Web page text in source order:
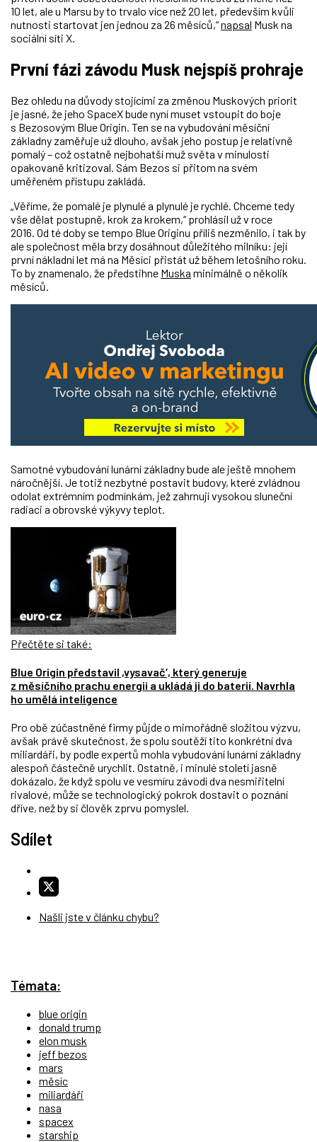
10 let, ale u Marsu by to trvalo více než 20 let, především kvůli
nutnosti startovat jen jednou za 26 měsíců,“napsal Musk na
sociální síti X.
První fázi závodu Musk nejspíš prohraje
Bez ohledu na důvody stojícími za změnou Muskových priorit
je jasné, že jeho SpaceX bude nyní muset vstoupit do boje
s Bezosovým Blue Origin. Ten se na vybudování měsíční
základny zaměřuje už dlouho, avšak jeho postup je relativně
pomalý–což ostatně nejbohatší muž světa v minulosti
opakovaně kritizoval. Sám Bezos si přitom na svém
uměřeném přístupu zakládá.
„Věříme, že pomalé je plynulé a plynulé je rychlé. Chceme tedy
vše dělat postupně, krok za krokem,“ prohlásil už v roce
2016. Od té doby se tempo Blue Originu příliš nezměnilo, i tak by
ale společnost měla brzy dosáhnout důležitého milníku: její
první nákladní let má na Měsíci přistát už během letošního roku.
To by znamenalo, že předstihne Muska minimálně o několik
měsíců.
Samotné vybudování lunární základny bude ale ještě mnohem
náročnější. Je totiž nezbytné postavit budovy, které zvládnou
odolat extrémním podmínkám, jež zahrnují vysokou sluneční
radiaci a obrovské výkyvy teplot.
Přečtěte si také:
Blue Origin představil ,vysavač‘, který generuje
z měsíčního prachu energii a ukládá ji do baterií. Navrhla
ho umělá inteligence
Pro obě zúčastněné firmy půjde o mimořádně složitou výzvu,
avšak právě skutečnost, že spolu soutěží tito konkrétní dva
miliardáři, by podle expertů mohla vybudování lunární základny
alespoň částečně urychlit. Ostatně, i minulé století jasně
dokázalo, že když spolu ve vesmíru závodí dva nesmiřitelní
rivalové, může se technologický pokrok dostavit o poznání
dříve, než by si člověk zprvu pomyslel.
Sdílet
Našli jste v článku chybu?
Témata:
blue origin
donald trump
elon musk
jeff bezos
mars
měsíc
miliardáři
nasa
spacex
starship